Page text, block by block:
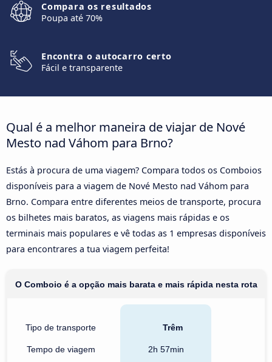
Compara os resultados
Poupa até 70%
Encontra o autocarro certo
Fácil e transparente
Qual é a melhor maneira de viajar de Nové
Mesto nad Váhom para Brno?
Estás à procura de uma viagem? Compara todos os Comboios
disponíveis para a viagem de Nové Mesto nad Váhom para
Brno. Compara entre diferentes meios de transporte, procura
os bilhetes mais baratos, as viagens mais rápidas e os
terminais mais populares e vê todas as 1 empresas disponíveis
para encontrares a tua viagem perfeita!
O Comboio é a opção mais barata e mais rápida nesta rota
Tipo de transporte
Tempo de viagem
Trêm
2h 57min